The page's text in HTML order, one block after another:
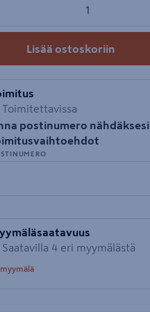
Lisää ostoskoriin
Toimitettavissa
postinumero nähdäksesi
Saatavilla 4 eri myymälästä